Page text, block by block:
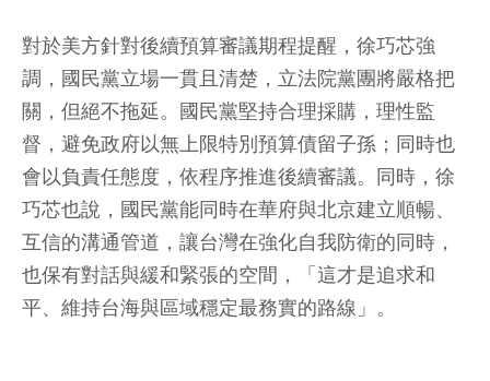
對於美方針對後續預算審議期程提醒，徐巧芯強
調，國民黨立場一貫且清楚，立法院黨團將嚴格把
關，但絕不拖延。國民黨堅持合理採購，理性監
督，避免政府以無上限特別預算債留子孫；同時也
會以負責任態度，依程序推進後續審議。同時，徐
巧芯也說，國民黨能同時在華府與北京建立順暢、
互信的溝通管道，讓台灣在強化自我防衛的同時，
也保有對話與緩和緊張的空間，「這才是追求和
平、維持台海與區域穩定最務實的路線」。